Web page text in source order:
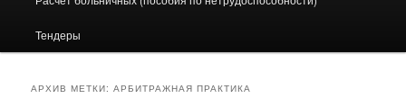
Тендеры
АРХИВ МЕТКИ:АРБИТРАЖНАЯ ПРАКТИКА